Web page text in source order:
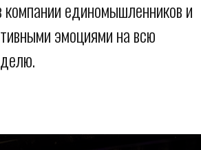
компании единомышленников и
эмоциями на всю